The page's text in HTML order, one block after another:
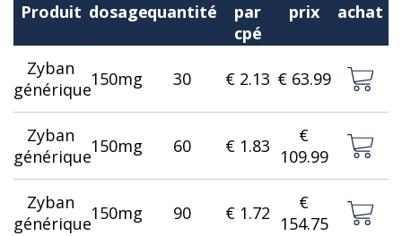
Produit dosagequantité
par
cpé
prix achat
Zyban
générique150mg 30 € 2.13 € 63.99
Zyban
générique150mg 60 € 1.83
€
109.99
Zyban
générique150mg 90 € 1.72
€
154.75